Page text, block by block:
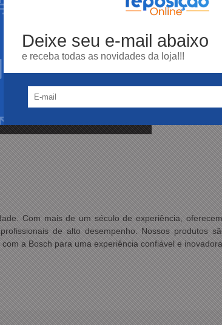
Deixe seu e-mail abaixo
e receba todas as novidades da loja!!!
Com mais de um século de experiência,
de alto desempenho. Nossos produtos
a Bosch para uma experiência confiável e